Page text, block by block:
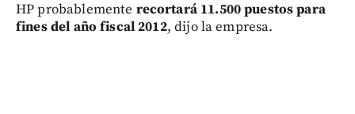
HP probablemente recortará 11.500 puestos para
fines del año fiscal 2012, dijo la empresa.